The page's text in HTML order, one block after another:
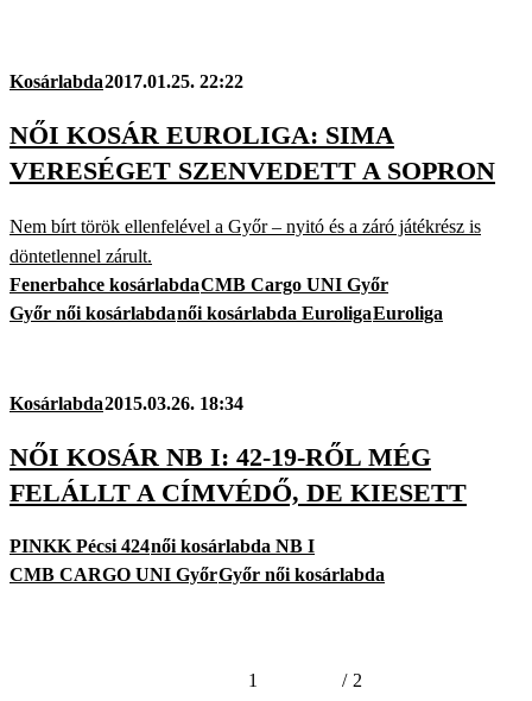
Kosárlabda2017.01.25. 22:22
NŐI KOSÁR EUROLIGA: SIMA
VERESÉGET SZENVEDETT A SOPRON
Nem bírt török ellenfelével a Győr – nyitó és a záró játékrész is
döntetlennel zárult.
Fenerbahce kosárlabdaCMB Cargo UNI Győr
Győr női kosárlabdanői kosárlabda EuroligaEuroliga
Kosárlabda2015.03.26. 18:34
NŐI KOSÁR NB I: 42-19-RŐL MÉG
FELÁLLT A CÍMVÉDŐ, DE KIESETT
PINKK Pécsi 424női kosárlabda NB I
CMB CARGO UNI GyőrGyőr női kosárlabda
1 / 2